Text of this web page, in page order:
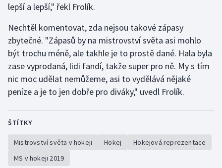
lepší a lepší," řekl Frolík.
Nechtěl komentovat, zda nejsou takové zápasy
zbytečné. "Zápasů by na mistrovství světa asi mohlo
být trochu méně, ale takhle je to prostě dané. Hala byla
zase vyprodaná, lidi fandí, takže super pro ně. My s tím
nic moc udělat nemůžeme, asi to vydělává nějaké
peníze a je to jen dobře pro diváky," uvedl Frolík.
ŠTÍTKY
Mistrovství světa v hokeji Hokej
Hokejová reprezentace
MS v hokeji 2019